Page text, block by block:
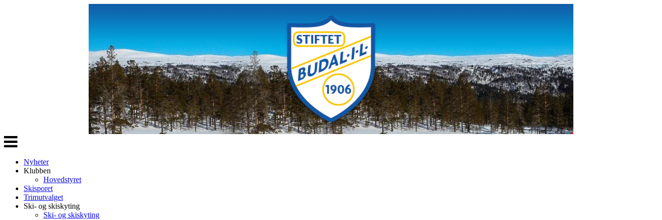
Veksle
navigasjon
Nyheter
Klubben
Hovedstyret
Skisporet
Trimutvalget
Ski- og skiskyting
Ski- og skiskyting